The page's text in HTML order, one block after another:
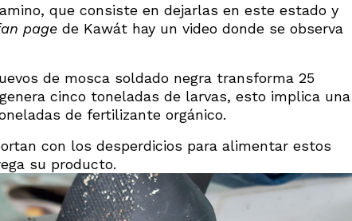
que consiste en dejarlas en este estado y
page de Kawát hay un video donde se observa
de mosca soldado negra transforma 25
cinco toneladas de larvas, esto implica una
de fertilizante orgánico.
con los desperdicios para alimentar estos
su producto.